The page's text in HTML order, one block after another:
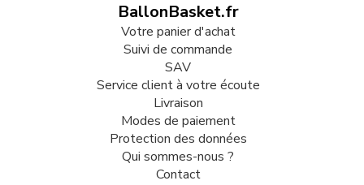
BallonBasket.fr
Votre panier d'achat
Suivi de commande
SAV
Service client à votre écoute
Livraison
Modes de paiement
Protection des données
Qui sommes-nous ?
Contact